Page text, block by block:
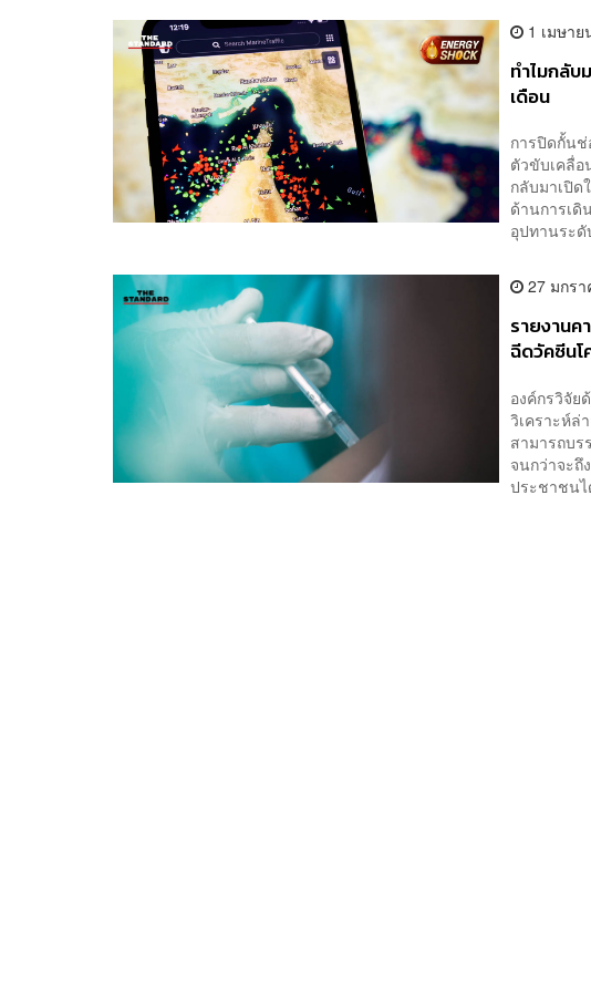
1 เมษาย
ทำไมกลับ
เดือน
การปิดกั้นช่
ตัวขับเคลื่อ
กลับมาเปิ
ด้านการเดิ
อุปทานระดั
27 มกรา
รายงานค
ฉีดวัคซีนโ
องค์กรวิจัย
วิเคราะห์ล่
สามารถบ
จนกว่าจะถึ
ประชาชนไ